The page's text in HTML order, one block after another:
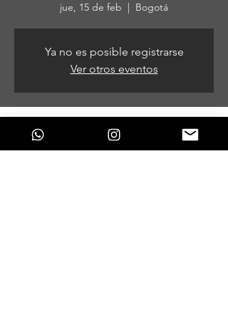
jue, 15 de feb
  |
Bogotá
Ya no es posible registrarse
Ver otros eventos
Horario y ubicación